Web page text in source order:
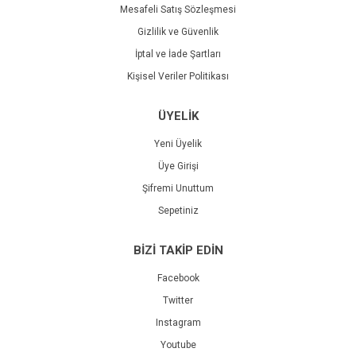
Mesafeli Satış Sözleşmesi
Gizlilik ve Güvenlik
İptal ve İade Şartları
Kişisel Veriler Politikası
ÜYELİK
Yeni Üyelik
Üye Girişi
Şifremi Unuttum
Sepetiniz
BİZİ TAKİP EDİN
Facebook
Twitter
Instagram
Youtube